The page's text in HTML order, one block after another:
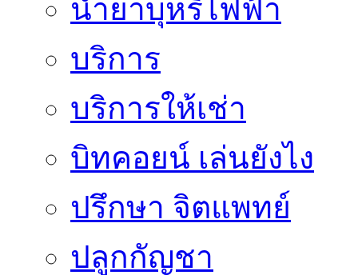
น้ำยาบุหรี่ไฟฟ้า
บริการ
บริการให้เช่า
บิทคอยน์ เล่นยังไง
ปรึกษา จิตแพทย์
ปลูกกัญชา